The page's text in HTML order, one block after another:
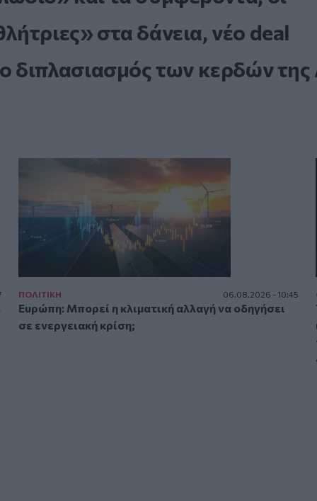
στα δάνεια, νέο deal
διπλασιασμός των κερδών
ΠΟΛΙΤΙΚΗ 06.08.2026 - 10:45
Ευρώπη: Μπορεί η κλιματική αλλαγή να οδηγήσει
σε ενεργειακή κρίση;